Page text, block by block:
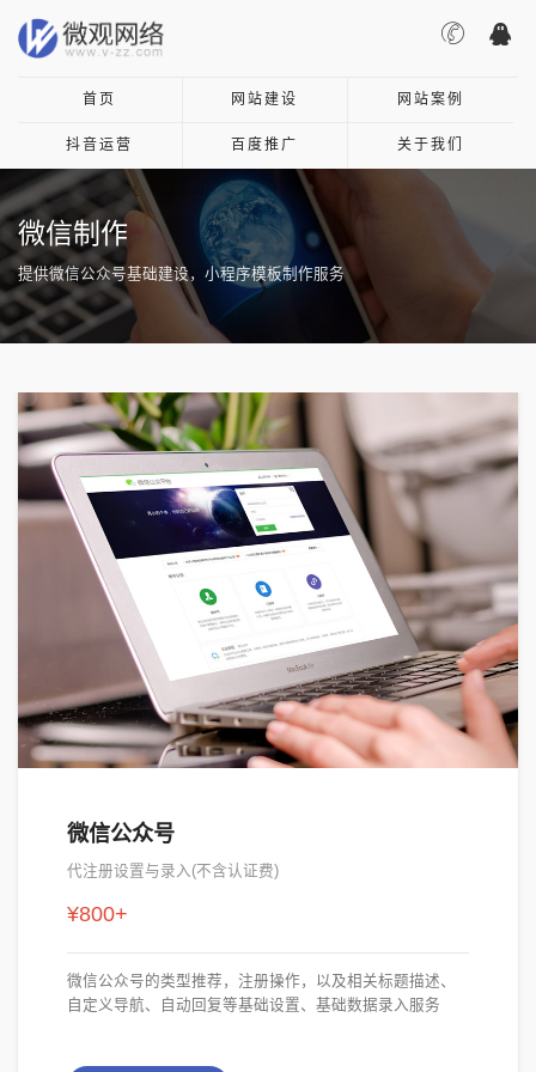
首页 网站建设 网站案例
抖音运营 百度推广 关于我们
微信制作
提供微信公众号基础建设，小程序模板制作服务
微信公众号
代注册设置与录入(不含认证费)
¥800+
微信公众号的类型推荐，注册操作，以及相关标题描述、
自定义导航、自动回复等基础设置、基础数据录入服务